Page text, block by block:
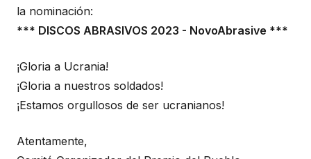
la nominación:
*** DISCOS ABRASIVOS 2023 - NovoAbrasive ***
¡Gloria a Ucrania!
¡Gloria a nuestros soldados!
¡Estamos orgullosos de ser ucranianos!
Atentamente,